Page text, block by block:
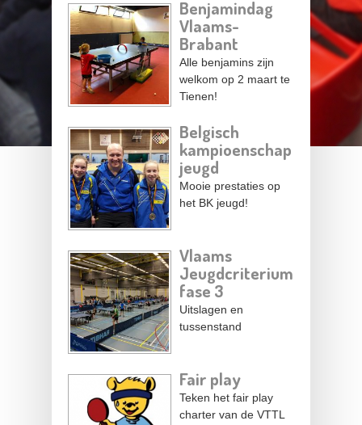
Benjamindag
Vlaams-
Brabant
Alle benjamins zijn
welkom op 2 maart te
Tienen!
Belgisch
kampioenschap
jeugd
Mooie prestaties op
het BK jeugd!
Vlaams
Jeugdcriterium
fase 3
Uitslagen en
tussenstand
Fair play
Teken het fair play
charter van de VTTL